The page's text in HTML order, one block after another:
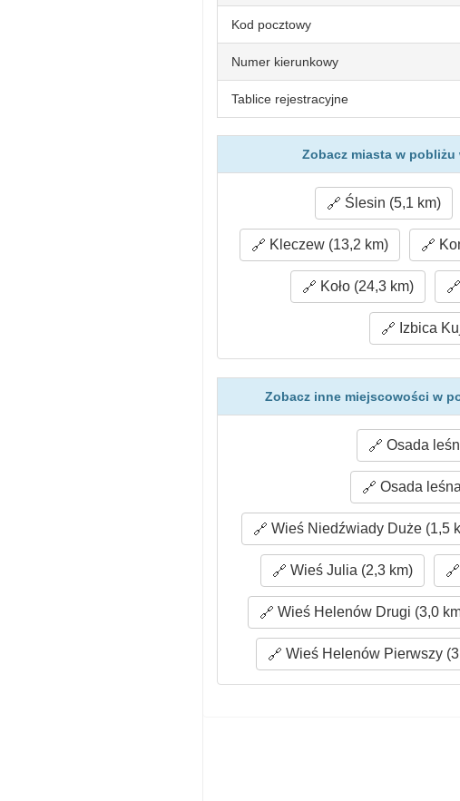
Kod pocztowy
Numer kierunkowy
Tablice rejestracyjne
Zobacz miasta w pobliżu
Ślesin (5,1 km)
Kleczew (13,2 km)
Koło (24,3 km)
Izbica
Zobacz inne miejscowości w
Osada
Osada
Wieś Niedźwiady Duże (1,5
Wieś Julia (2,3 km)
Wieś Helenów Drugi (3,0
Wieś Helenów Pierwszy